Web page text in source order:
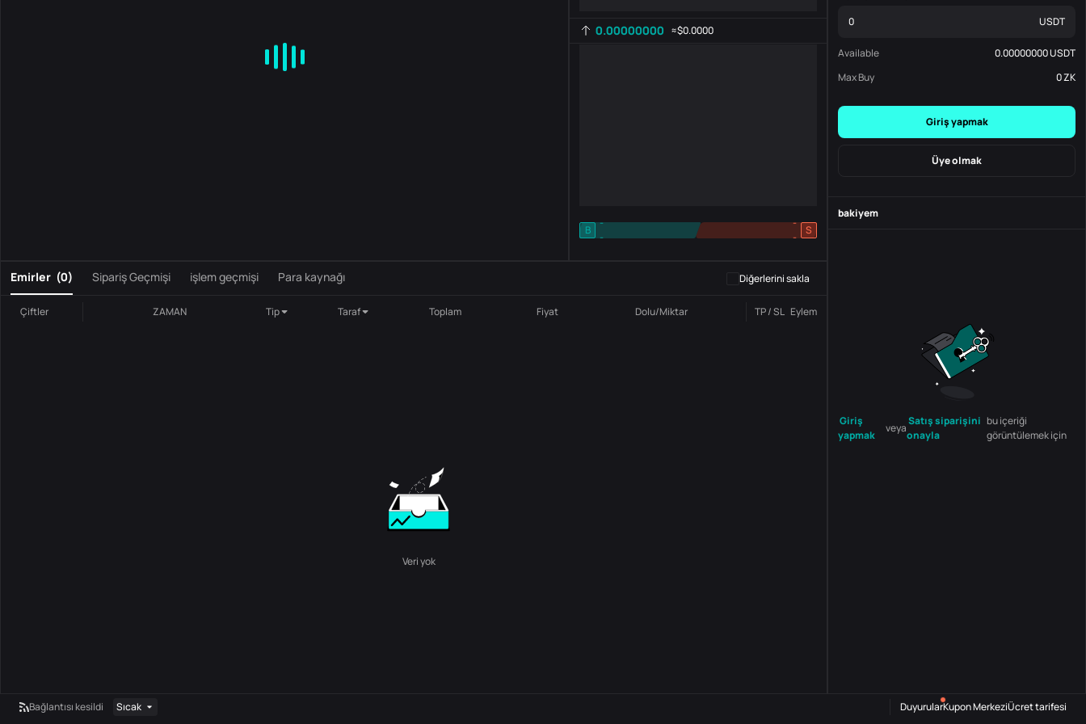
0.00000000 ≈$0.0000
B
-
-
S
-
-
Emirler (0) Sipariş Geçmişi işlem geçmişi Para kaynağı Diğerlerini sakla
Çiftler ZAMAN Tip Taraf Toplam Fiyat Dolu/Miktar TP / SL Eylem
Veri yok
USDT
Available 0.00000000USDT
Max Buy
0ZK
Giriş yapmak
Üye olmak
bakiyem
Giriş
yapmak
veya
Satış siparişini
onayla
bu içeriği
görüntülemek için
Bağlantısı kesildi Sıcak DuyurularKupon MerkeziÜcret tarifesi